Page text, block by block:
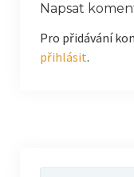
Napsat
Pro přidávání
přihlásit.